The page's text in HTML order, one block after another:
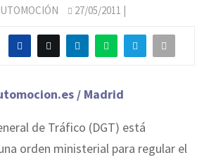
27/05/2011 |
/ Madrid
de Tráfico (DGT) está
orden ministerial para regular el